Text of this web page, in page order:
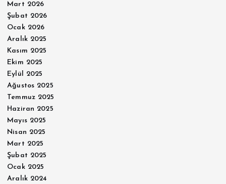
Mart 2026
Şubat 2026
Ocak 2026
Aralık 2025
Kasım 2025
Ekim 2025
Eylül 2025
Ağustos 2025
Temmuz 2025
Haziran 2025
Mayıs 2025
Nisan 2025
Mart 2025
Şubat 2025
Ocak 2025
Aralık 2024